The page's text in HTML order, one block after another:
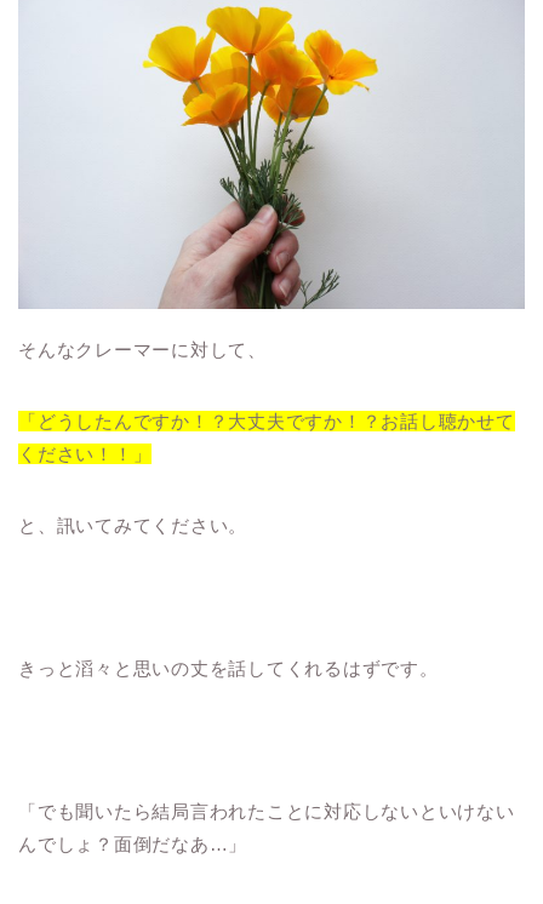
そんなクレーマーに対して、
「どうしたんですか！？大丈夫ですか！？お話し聴かせて
ください！！」
と、訊いてみてください。
きっと滔々と思いの丈を話してくれるはずです。
「でも聞いたら結局言われたことに対応しないといけない
んでしょ？面倒だなあ…」